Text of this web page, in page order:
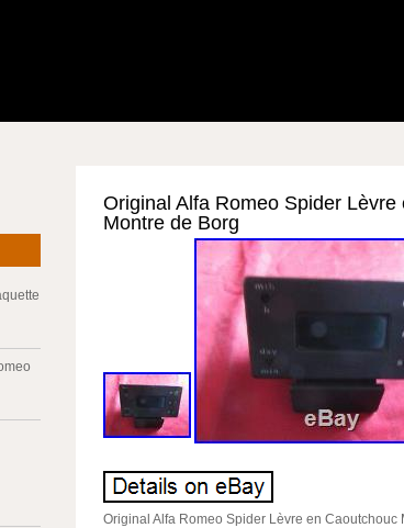
Original Alfa Romeo Spider Lèvre
Montre de Borg
Original Alfa Romeo Spider Lèvre en Caoutchouc